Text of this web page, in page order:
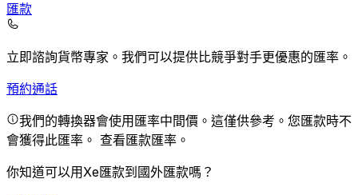
匯款
立即諮詢貨幣專家。 我們可以提供比競爭對手更優惠的匯率。
預約通話
我們的轉換器會使用匯率中間價。這僅供參考。您匯款時不
會獲得此匯率。 查看匯款匯率。
你知道可以用Xe匯款到國外匯款嗎？